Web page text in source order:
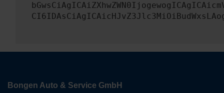
Bongen Auto & Service GmbH